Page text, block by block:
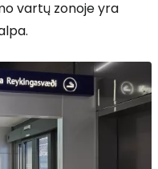
vartų zonoje yra